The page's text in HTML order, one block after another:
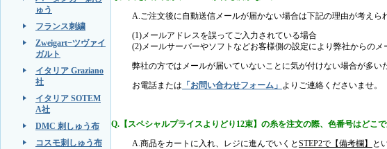
ゅう
フランス刺繍
Zweigart−ツヴァイ
ガルト
イタリア Graziano
社
イタリア SOTEM
A社
DMC 刺しゅう布
コスモ刺しゅう布
A.ご注文後に自動送信メールが届かない場合は下記の理由が考えら
(1)メールアドレスを誤ってご入力されている場合
(2)メールサーバーやソフトなどお客様側の設定により弊社からの
弊社の方ではメールが届いていないことに気が付けない場合が多い
お電話または 「お問い合わせフォーム」 よりご連絡くださいませ。
Q.【スペシャルプライスよりどり12束】の糸を注文の際、色番号はどこ
A.商品をカートに入れ、レジに進んでいくとSTEP2で【備考欄】
と